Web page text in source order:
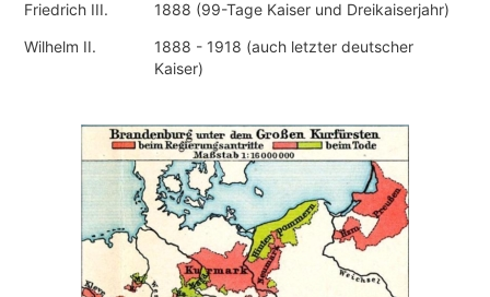
Friedrich III.
1888 (99-Tage Kaiser und Dreikaiserjahr)
Wilhelm II.
1888 - 1918 (auch letzter deutscher
Kaiser)